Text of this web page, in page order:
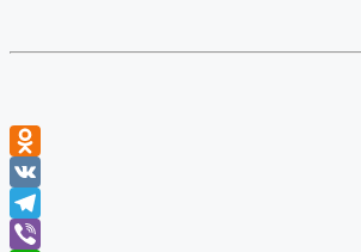
Odnoklassniki
VK
Telegram